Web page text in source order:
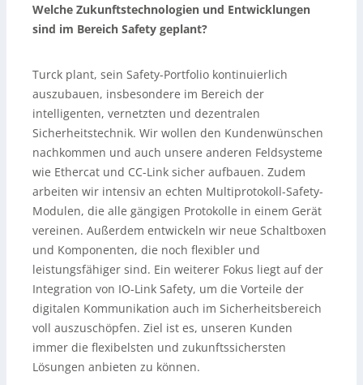
Welche Zukunftstechnologien und Entwicklungen
sind im Bereich Safety geplant?
Turck plant, sein Safety-Portfolio kontinuierlich
auszubauen, insbesondere im Bereich der
intelligenten, vernetzten und dezentralen
Sicherheitstechnik. Wir wollen den Kundenwünschen
nachkommen und auch unsere anderen Feldsysteme
wie Ethercat und CC-Link sicher aufbauen. Zudem
arbeiten wir intensiv an echten Multiprotokoll-Safety-
Modulen, die alle gängigen Protokolle in einem Gerät
vereinen. Außerdem entwickeln wir neue Schaltboxen
und Komponenten, die noch flexibler und
leistungsfähiger sind. Ein weiterer Fokus liegt auf der
Integration von IO-Link Safety, um die Vorteile der
digitalen Kommunikation auch im Sicherheitsbereich
voll auszuschöpfen. Ziel ist es, unseren Kunden
immer die flexibelsten und zukunftssichersten
Lösungen anbieten zu können.